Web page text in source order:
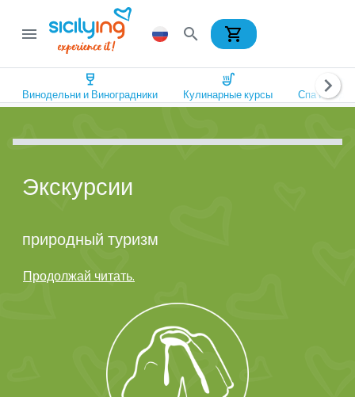
menu search shopping_cart
wine_bar
Винодельни и Виноградники
soup_kitchen
Кулинарные курсы
spa
Спа иchevron_right
Экскурсии
природный туризм
Продолжай читать.